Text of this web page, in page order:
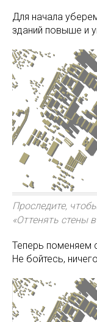
Для начала
зданий повыше и
Проследите,
«Оттенять стены
Теперь поменяем
Не бойтесь,